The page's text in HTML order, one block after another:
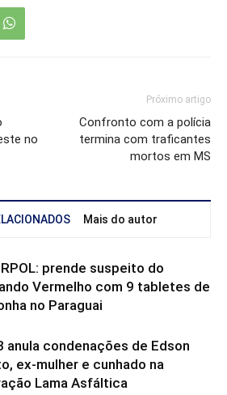
no
Próximo artigo
Confronto com a polícia
termina com traficantes
mortos em MS
Mais do autor
prende suspeito do
Vermelho com 9 tabletes de
no Paraguai
anula condenações de Edson
ex-mulher e cunhado na
Lama Asfáltica